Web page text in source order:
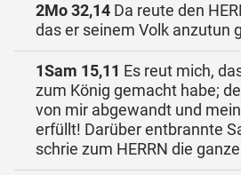
2Mo 32,14 Da reute den
das er seinem Volk anzutun
1Sam 15,11 Es reut mich,
zum König gemacht habe;
von mir abgewandt und
erfüllt! Darüber entbrannte
schrie zum HERRN die